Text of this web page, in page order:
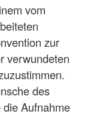
vom
zur
verwundeten
des
Aufnahme